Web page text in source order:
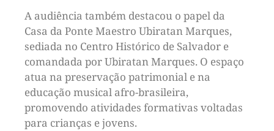
A audiência também destacou o papel da
Casa da Ponte Maestro Ubiratan Marques,
sediada no Centro Histórico de Salvador e
comandada por Ubiratan Marques. O espaço
atua na preservação patrimonial e na
educação musical afro-brasileira,
promovendo atividades formativas voltadas
para crianças e jovens.